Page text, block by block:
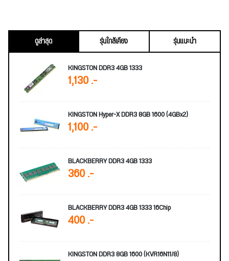
ดูล่าสุด รุ่นใกล้เคียง
รุ่นแนะนำ
KINGSTON DDR3 4GB 1333
1,130 .-
KINGSTON Hyper-X DDR3 8GB 1600 (4GBx2)
1,100 .-
BLACKBERRY DDR3 4GB 1333
360 .-
BLACKBERRY DDR3 4GB 1333 16Chip
400 .-
KINGSTON DDR3 8GB 1600 (KVR16N11/8)